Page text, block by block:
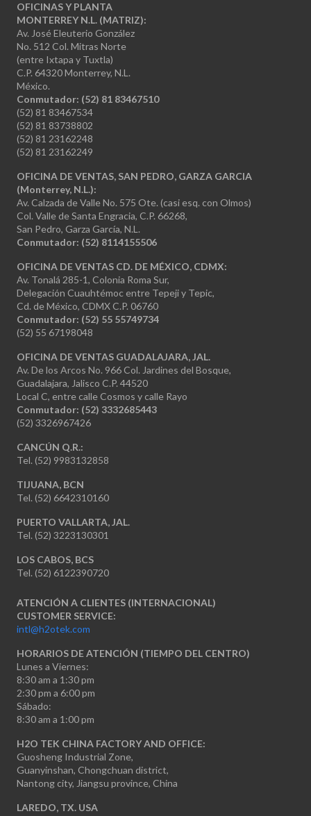
OFICINAS Y PLANTA
MONTERREY N.L. (MATRIZ):
Av. José Eleuterio González
No. 512 Col. Mitras Norte
(entre Ixtapa y Tuxtla)
C.P. 64320 Monterrey, N.L.
México.
Conmutador: (52) 81 83467510
(52) 81 83467534
(52) 81 83738802
(52) 81 23162248
(52) 81 23162249
OFICINA DE VENTAS, SAN PEDRO, GARZA GARCIA
(Monterrey, N.L.):
Av. Calzada de Valle No. 575 Ote. (casi esq. con Olmos)
Col. Valle de Santa Engracia, C.P. 66268,
San Pedro, Garza García, N.L.
Conmutador: (52) 8114155506
OFICINA DE VENTAS CD. DE MÉXICO, CDMX:
Av. Tonalá 285-1, Colonia Roma Sur,
Delegación Cuauhtémoc entre Tepeji y Tepic,
Cd. de México, CDMX C.P. 06760
Conmutador: (52) 55 55749734
(52) 55 67198048
OFICINA DE VENTAS GUADALAJARA, JAL.
Av. De los Arcos No. 966 Col. Jardines del Bosque,
Guadalajara, Jalisco C.P. 44520
Local C, entre calle Cosmos y calle Rayo
Conmutador: (52) 3332685443
(52) 3326967426
CANCÚN Q.R.:
Tel. (52) 9983132858
TIJUANA, BCN
Tel. (52) 6642310160
PUERTO VALLARTA, JAL.
Tel. (52) 3223130301
LOS CABOS, BCS
Tel. (52) 6122390720
ATENCIÓN A CLIENTES (INTERNACIONAL)
CUSTOMER SERVICE:
intl@h2otek.com
HORARIOS DE ATENCIÓN (TIEMPO DEL CENTRO)
Lunes a Viernes:
8:30 am a 1:30 pm
2:30 pm a 6:00 pm
Sábado:
8:30 am a 1:00 pm
H2O TEK CHINA FACTORY AND OFFICE:
Guosheng Industrial Zone,
Guanyinshan, Chongchuan district,
Nantong city, Jiangsu province, China
LAREDO, TX. USA